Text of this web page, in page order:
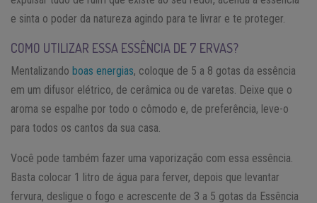
e sinta o poder da natureza agindo para te livrar e te proteger.
COMO UTILIZAR ESSA ESSÊNCIA DE 7 ERVAS?
Mentalizando boas energias, coloque de 5 a 8 gotas da essência
em um difusor elétrico, de cerâmica ou de varetas. Deixe que o
aroma se espalhe por todo o cômodo e, de preferência, leve-o
para todos os cantos da sua casa.
Você pode também fazer uma vaporização com essa essência.
Basta colocar 1 litro de água para ferver, depois que levantar
fervura, desligue o fogo e acrescente de 3 a 5 gotas da Essência